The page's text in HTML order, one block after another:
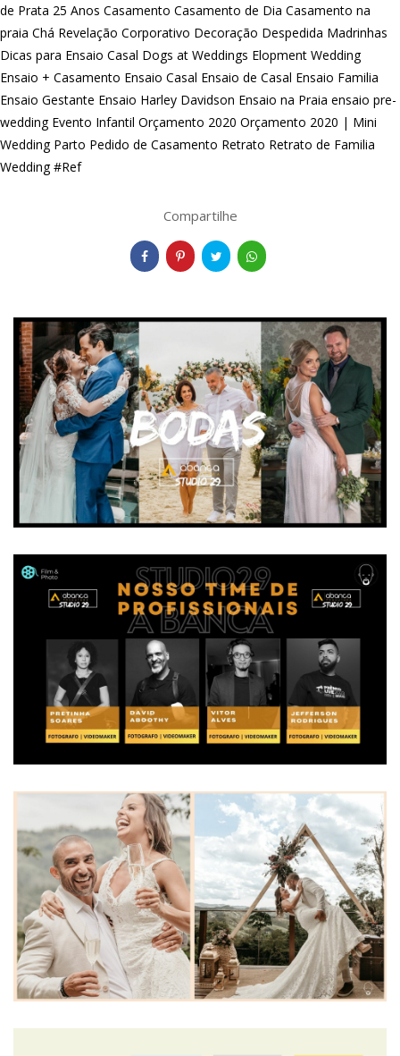
de Prata 25 Anos Casamento Casamento de Dia Casamento na
praia Chá Revelação Corporativo Decoração Despedida Madrinhas
Dicas para Ensaio Casal Dogs at Weddings Elopment Wedding
Ensaio + Casamento Ensaio Casal Ensaio de Casal Ensaio Familia
Ensaio Gestante Ensaio Harley Davidson Ensaio na Praia ensaio pre-
wedding Evento Infantil Orçamento 2020 Orçamento 2020 | Mini
Wedding Parto Pedido de Casamento Retrato Retrato de Familia
Wedding #Ref
Compartilhe